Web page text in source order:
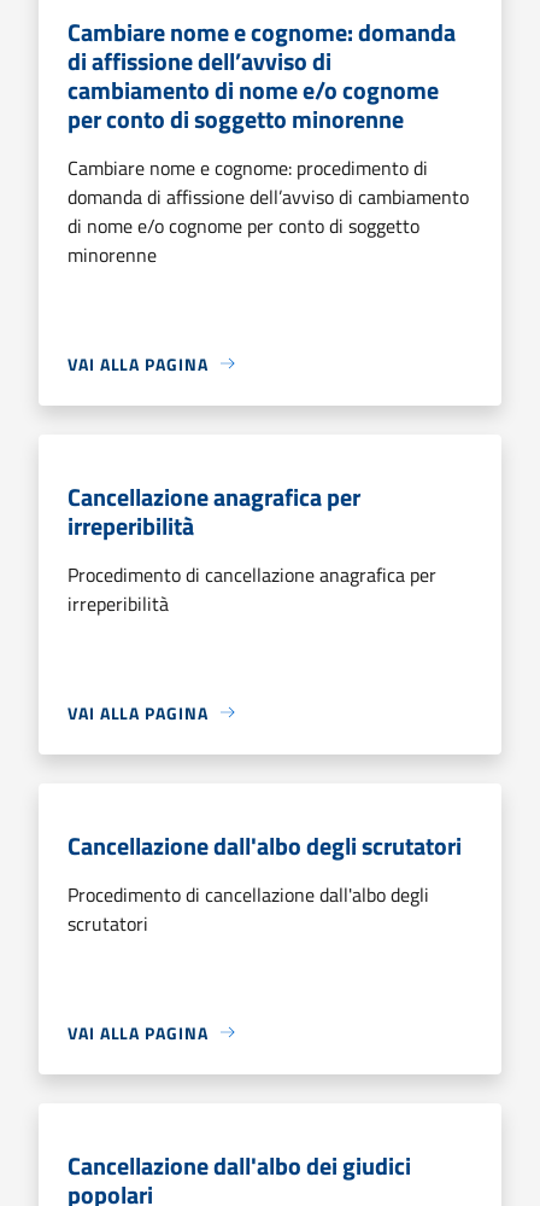
Cambiare nome e cognome: domanda
di affissione dell’avviso di
cambiamento di nome e/o cognome
per conto di soggetto minorenne
Cambiare nome e cognome: procedimento di
domanda di affissione dell’avviso di cambiamento
di nome e/o cognome per conto di soggetto
minorenne
VAI ALLA PAGINA
Cancellazione anagrafica per
irreperibilità
Procedimento di cancellazione anagrafica per
irreperibilità
VAI ALLA PAGINA
Cancellazione dall'albo degli scrutatori
Procedimento di cancellazione dall'albo degli
scrutatori
VAI ALLA PAGINA
Cancellazione dall'albo dei giudici
popolari